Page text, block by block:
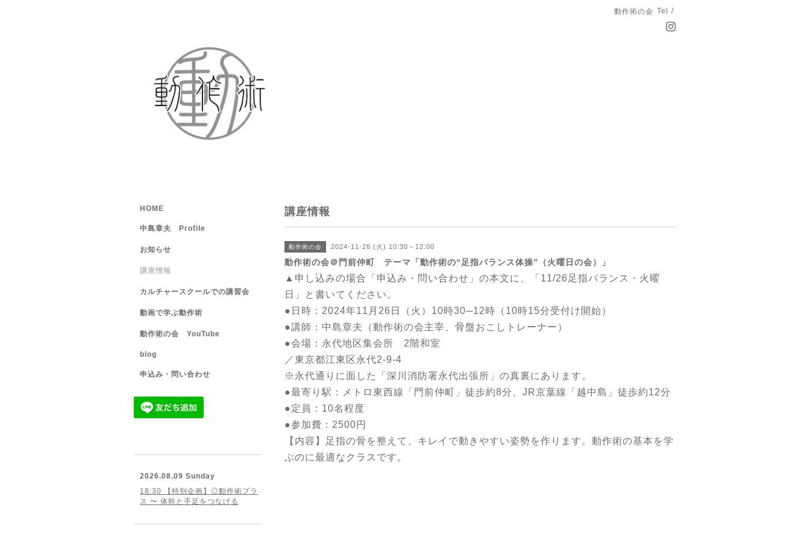
動作術の会 Tel /
講座情報
動作術の会 2024-11-26 (火) 10:30～12:00
動作術の会＠門前仲町 テーマ「動作術の“足指バランス体操”（火曜日の会）」
▲申し込みの場合 「申込み・問い合わせ 」 の本文に、「11/26足指バランス・火曜
日」と書いてください。
●日時：2024年11月26日（火）10時30─12時（10時15分受付け開始）
●講師：中島章夫（動作術の会主宰、骨盤おこしトレーナー）
●会場：永代地区集会所 2階和室
／東京都江東区永代2-9-4
※永代通りに面した「深川消防署永代出張所」の真裏にあります。
●最寄り駅：メトロ東西線「門前仲町」徒歩約8分、JR京葉線「越中島」徒歩約12分
●定員：10名程度
●参加費：2500円
【内容】足指の骨を整えて、キレイで動きやすい姿勢を作ります。動作術の基本を学
ぶのに最適なクラスです。
HOME
中島章夫 Profile
お知らせ
講座情報
カルチャースクールでの講習会
動画で学ぶ動作術
動作術の会 YouTube
blog
申込み・問い合わせ
2026.08.09 Sunday
18:30 【特別企画】◎動作術プラ
ス 〜 体幹と手足をつなげる